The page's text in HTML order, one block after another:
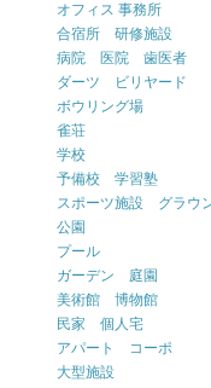
オフィス 事務所
合宿所 研修施設
病院 医院 歯医者
ダーツ ビリヤード
ボウリング場
雀荘
学校
予備校 学習塾
スポーツ施設 グラウ
公園
プール
ガーデン 庭園
美術館 博物館
民家 個人宅
アパート コーポ
大型施設